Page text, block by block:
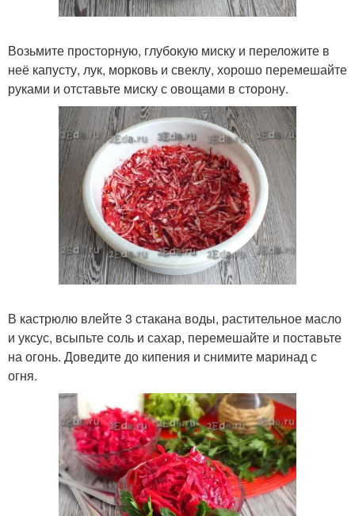
Возьмите просторную, глубокую миску и переложите в
неё капусту, лук, морковь и свеклу, хорошо перемешайте
руками и отставьте миску с овощами в сторону.
В кастрюлю влейте 3 стакана воды, растительное масло
и уксус, всыпьте соль и сахар, перемешайте и поставьте
на огонь. Доведите до кипения и снимите маринад с
огня.